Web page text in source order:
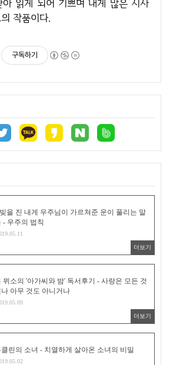
읽게 되어 기쁘며 내게 많은 시사
작품이다.
구독하기
을 진 내게 우주님이 가르쳐준 운이 풀리는 말
- 우주의 법칙
더보기
뮈소의 '아가씨와 밤' 독서후기 - 사랑은 모든 것
나 아무 것도 아니거나
더보기
클린의 소녀 - 치열하게 살아온 소녀의 비밀